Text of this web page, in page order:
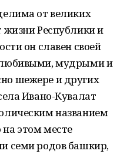
от великих
жизни Республики и
он славен своей
мудрыми и
шежере и других
Ивано-Кувалат
названием
этом месте
семи родов башкир,